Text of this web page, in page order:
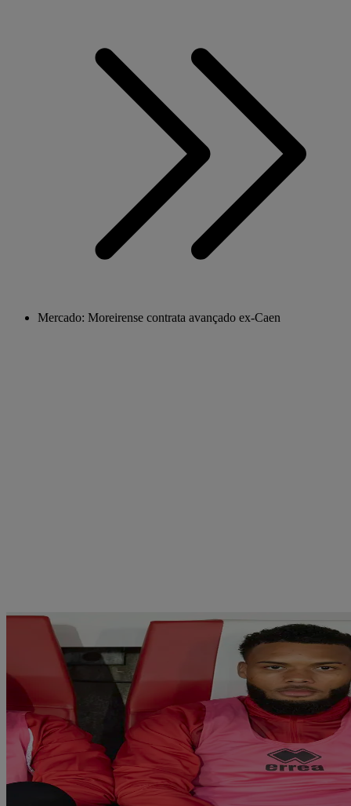
Mercado: Moreirense contrata avançado ex-Caen